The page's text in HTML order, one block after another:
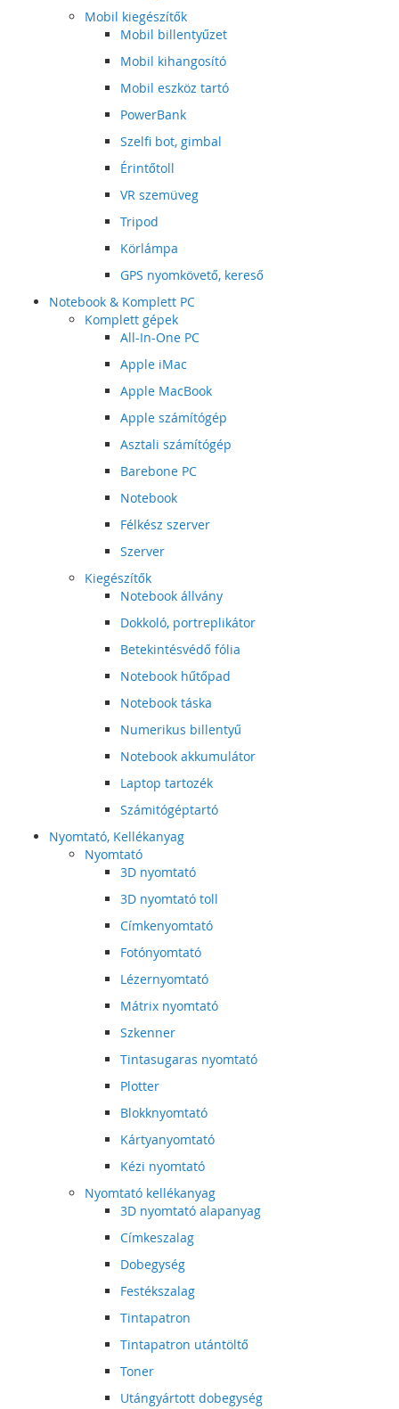
Mobil kiegészítők
Mobil billentyűzet
Mobil kihangosító
Mobil eszköz tartó
PowerBank
Szelfi bot, gimbal
Érintőtoll
VR szemüveg
Tripod
Körlámpa
GPS nyomkövető, kereső
Notebook & Komplett PC
Komplett gépek
All-In-One PC
Apple iMac
Apple MacBook
Apple számítógép
Asztali számítógép
Barebone PC
Notebook
Félkész szerver
Szerver
Kiegészítők
Notebook állvány
Dokkoló, portreplikátor
Betekintésvédő fólia
Notebook hűtőpad
Notebook táska
Numerikus billentyű
Notebook akkumulátor
Laptop tartozék
Számitógéptartó
Nyomtató, Kellékanyag
Nyomtató
3D nyomtató
3D nyomtató toll
Címkenyomtató
Fotónyomtató
Lézernyomtató
Mátrix nyomtató
Szkenner
Tintasugaras nyomtató
Plotter
Blokknyomtató
Kártyanyomtató
Kézi nyomtató
Nyomtató kellékanyag
3D nyomtató alapanyag
Címkeszalag
Dobegység
Festékszalag
Tintapatron
Tintapatron utántöltő
Toner
Utángyártott dobegység